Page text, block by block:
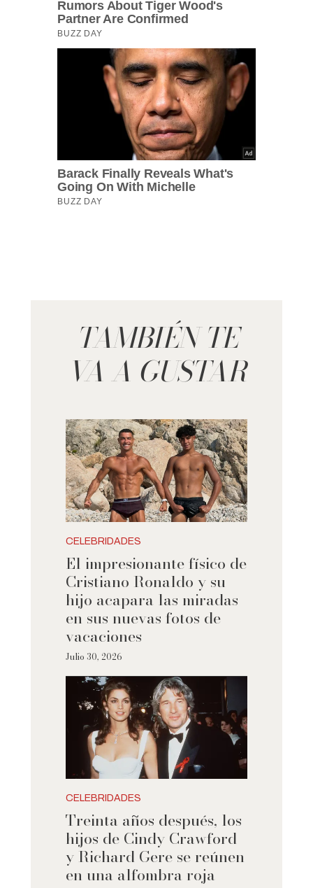
TAMBIÉN TE
VA A GUSTAR
CELEBRIDADES
El impresionante físico de
Cristiano Ronaldo y su
hijo acapara las miradas
en sus nuevas fotos de
vacaciones
Julio 30, 2026
CELEBRIDADES
Treinta años después, los
hijos de Cindy Crawford
y Richard Gere se reúnen
en una alfombra roja